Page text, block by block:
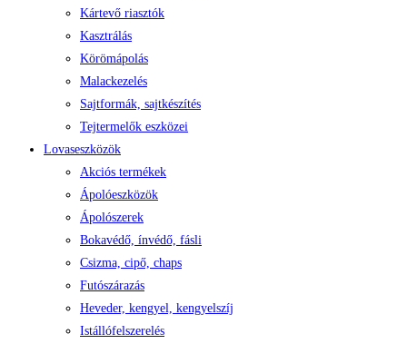
Kártevő riasztók
Kasztrálás
Körömápolás
Malackezelés
Sajtformák, sajtkészítés
Tejtermelők eszközei
Lovaseszközök
Akciós termékek
Ápolóeszközök
Ápolószerek
Bokavédő, ínvédő, fásli
Csizma, cipő, chaps
Futószárazás
Heveder, kengyel, kengyelszíj
Istállófelszerelés